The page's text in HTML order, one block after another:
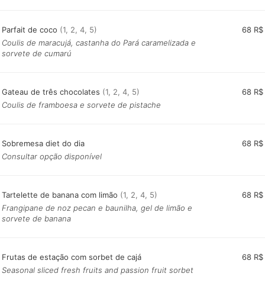
Parfait de coco (1, 2, 4, 5)
68 R$
Coulis de maracujá, castanha do Pará caramelizada e
sorvete de cumarú
Gateau de três chocolates (1, 2, 4, 5)
68 R$
Coulis de framboesa e sorvete de pistache
Sobremesa diet do dia
68 R$
Consultar opção disponível
Tartelette de banana com limão (1, 2, 4, 5)
68 R$
Frangipane de noz pecan e baunilha, gel de limão e
sorvete de banana
Frutas de estação com sorbet de cajá
68 R$
Seasonal sliced fresh fruits and passion fruit sorbet